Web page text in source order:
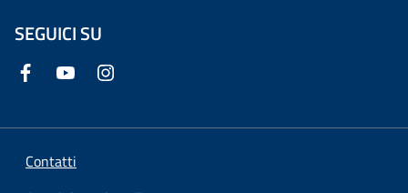
SEGUICI SU
Contatti